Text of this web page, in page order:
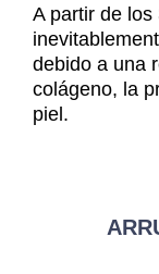
A partir de
debido a una
colágeno, la
piel.